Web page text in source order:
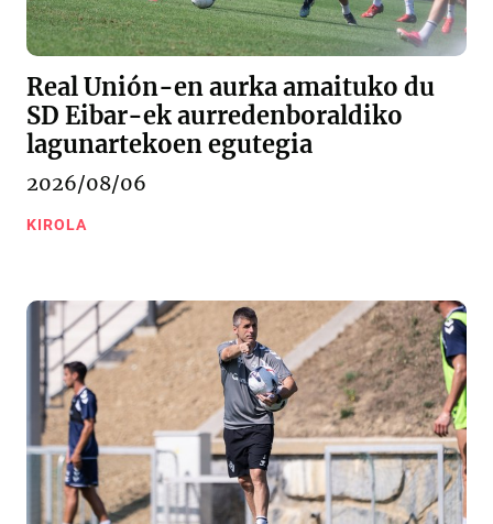
Real Unión-en aurka amaituko du
SD Eibar-ek aurredenboraldiko
lagunartekoen egutegia
2026/08/06
KIROLA